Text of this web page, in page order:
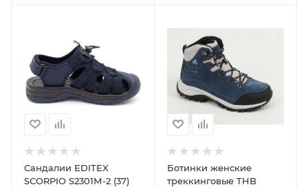
Сандалии EDITEX
SCORPIO S2301М-2 (37)
Ботинки женские
треккинговые THB